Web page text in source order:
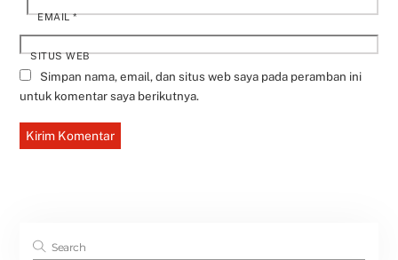
EMAIL*
SITUS WEB
Simpan nama, email, dan situs web saya pada peramban ini
untuk komentar saya berikutnya.